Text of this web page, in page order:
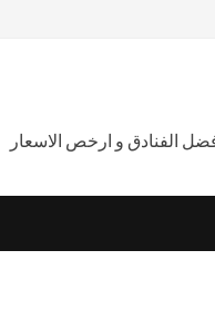
الفنادق و ارخص الاسعار